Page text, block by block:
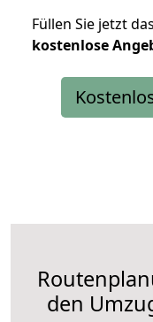
Füllen Sie jetzt
kostenlose
den